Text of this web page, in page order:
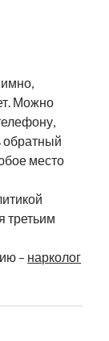
Можно
обратный
место
третьим
– нарколог